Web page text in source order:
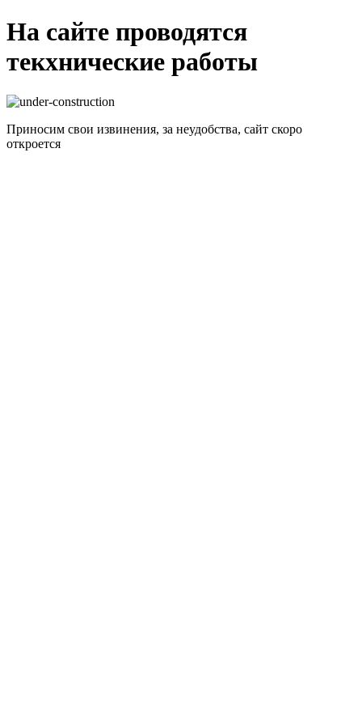
На сайте проводятся
текхнические работы
Приносим свои извинения, за неудобства, сайт скоро
откроется